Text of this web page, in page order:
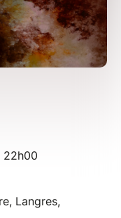
22h00
Langres,